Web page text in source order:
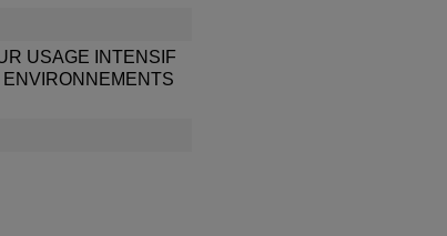
USAGE INTENSIF